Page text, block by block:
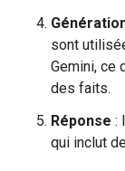
sont
Gemini, ce
des faits.
Réponse :
qui inclut